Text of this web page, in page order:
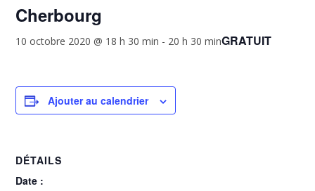
Cherbourg
10 octobre 2020 @ 18 h 30 min - 20 h 30 minGRATUIT
Ajouter au calendrier
DÉTAILS
Date :